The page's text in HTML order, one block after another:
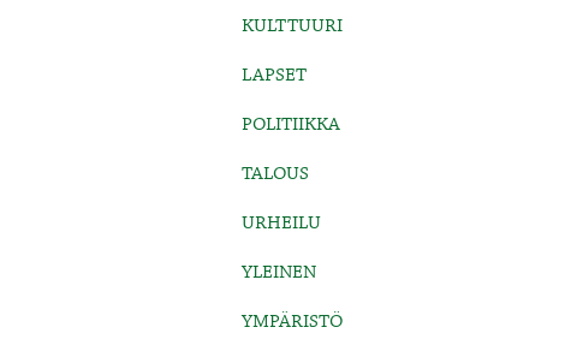
KULTTUURI
LAPSET
POLITIIKKA
TALOUS
URHEILU
YLEINEN
YMPÄRISTÖ